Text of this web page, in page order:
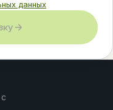
данных